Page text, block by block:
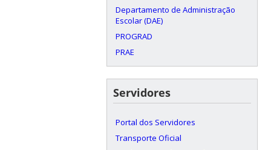
Departamento de Administração
Escolar (DAE)
PROGRAD
PRAE
Servidores
Portal dos Servidores
Transporte Oficial